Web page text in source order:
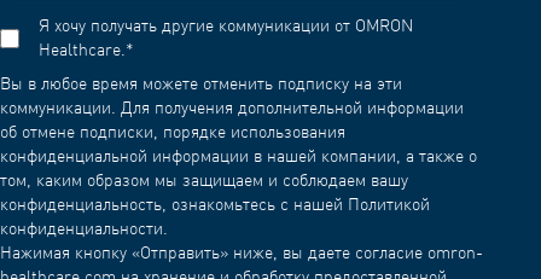
Я хочу получать другие коммуникации от OMRON
Healthcare.*
Вы в любое время можете отменить подписку на эти
коммуникации. Для получения дополнительной информации
об отмене подписки, порядке использования
конфиденциальной информации в нашей компании, а также о
том, каким образом мы защищаем и соблюдаем вашу
конфиденциальность, ознакомьтесь с нашей Политикой
конфиденциальности.
Нажимая кнопку «Отправить» ниже, вы даете согласие omron-